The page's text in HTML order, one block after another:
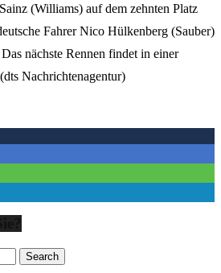
(Williams) auf dem zehnten Platz
Fahrer Nico Hülkenberg (Sauber)
nächste Rennen findet in einer
Nachrichtenagentur)